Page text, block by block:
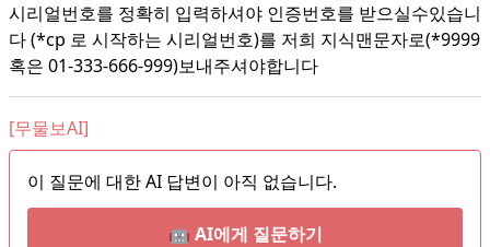
시리얼번호를 정확히 입력하셔야 인증번호를 받으실수있습니
다 (*cp 로 시작하는 시리얼번호)를 저희 지식맨문자로(*9999
혹은 01-333-666-999)보내주셔야합니다
[무물보AI]
이 질문에 대한 AI 답변이 아직 없습니다.
🤖 AI에게 질문하기